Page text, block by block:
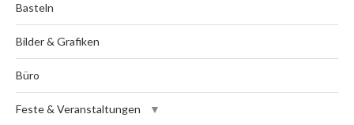
Basteln
Bilder & Grafiken
Büro
Feste & Veranstaltungen